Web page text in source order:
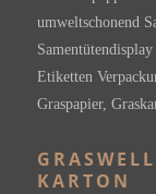
KARTON